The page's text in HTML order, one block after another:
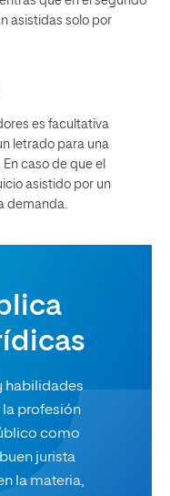
asistidas solo por
es facultativa
letrado para una
. En caso de que el
asistido por un
demanda.
habilidades
la profesión
como
jurista
la materia,